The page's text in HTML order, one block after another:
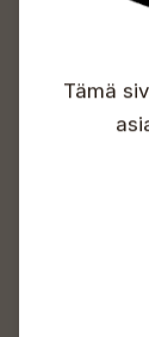
Sunnuntaisin
Info &
Tämä